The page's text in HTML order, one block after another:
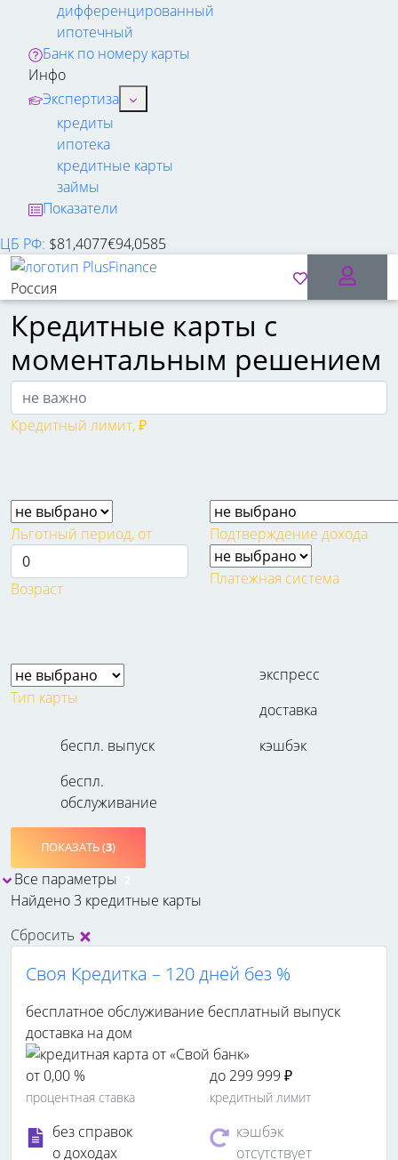
дифференцированный
ипотечный
Банк по номеру карты
Инфо
Экспертиза
кредиты
ипотека
кредитные карты
займы
Показатели
ЦБ РФ: $81,4077€94,0585
Россия
Кредитные карты с
моментальным решением
Кредитный лимит, ₽
Льготный период, от Подтверждение дохода
Возраст
Платежная система
Тип карты
экспресс
доставка
беспл. выпуск
беспл.
обслуживание
кэшбэк
ПОКАЗАТЬ (3)
Все параметры
Найдено 3 кредитные карты
Сбросить
Своя Кредитка – 120 дней без %
бесплатное обслуживание бесплатный выпуск
доставка на дом
от 0,00 %
процентная ставка
до 299 999 ₽
кредитный лимит
без справок
о доходах
кэшбэк
отсутствует